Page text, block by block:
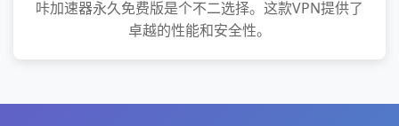
咔加速器永久免费版是个不二选择。这款VPN提供了
卓越的性能和安全性。